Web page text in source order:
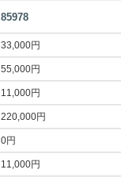
85978
33,000円
55,000円
11,000円
220,000円
0円
11,000円